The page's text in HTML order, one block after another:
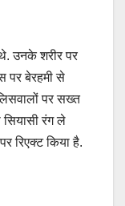
थे. उनके शरीर पर
पर बेरहमी से
पर सख्त
रंग ले
रिएक्ट किया है.